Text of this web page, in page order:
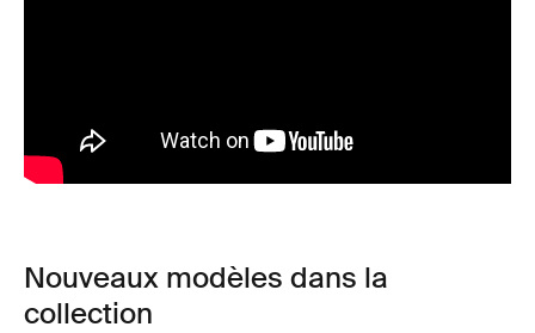
Nouveaux modèles dans la
collection